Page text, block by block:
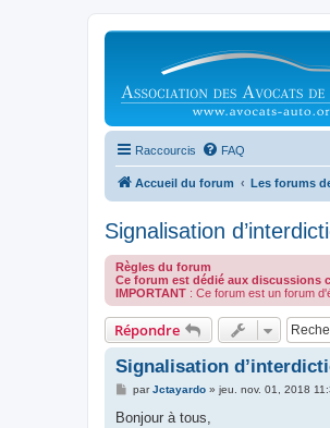
Raccourcis FAQ
Accueil du forum Les forums
Signalisation
Règles du forum
Ce forum est dédié aux discussions
IMPORTANT : Ce forum est un forum
Répondre
Signalisation
M
s
parJctayardo» jeu. nov. 01, 2018
Bonjour à tous,